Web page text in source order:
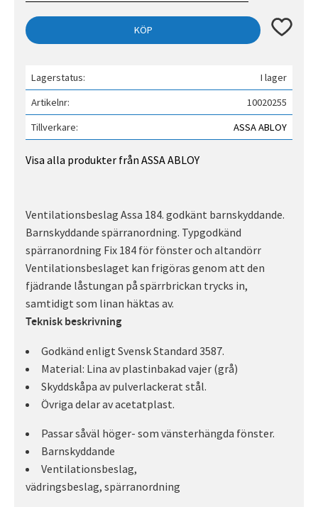
KÖP Lägg till
Lagerstatus
I lager
Artikelnr
10020255
Tillverkare
ASSA ABLOY
Visa alla produkter från ASSA ABLOY
Ventilationsbeslag Assa 184. godkänt barnskyddande.
Barnskyddande spärranordning. Typgodkänd
spärranordning Fix 184 för fönster och altandörr
Ventilationsbeslaget kan frigöras genom att den
fjädrande låstungan på spärrbrickan trycks in,
samtidigt som linan häktas av.
Teknisk beskrivning
Godkänd enligt Svensk Standard 3587.
Material: Lina av plastinbakad vajer (grå)
Skyddskåpa av pulverlackerat stål.
Övriga delar av acetatplast.
Passar såväl höger- som vänsterhängda fönster.
Barnskyddande
Ventilationsbeslag,
vädringsbeslag, spärranordning